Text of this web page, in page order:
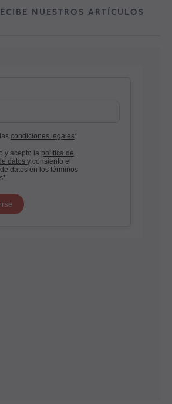
NUESTROS ARTÍCULOS